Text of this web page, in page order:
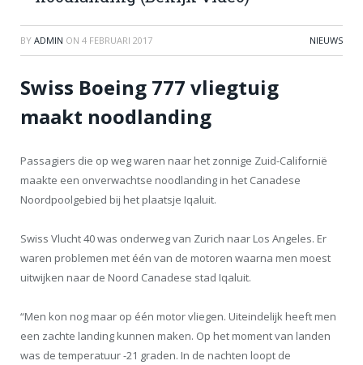
BY ADMIN ON 4 FEBRUARI 2017 NIEUWS
Swiss Boeing 777 vliegtuig
maakt noodlanding
Passagiers die op weg waren naar het zonnige Zuid-Californië
maakte een onverwachtse noodlanding in het Canadese
Noordpoolgebied bij het plaatsje Iqaluit.
Swiss Vlucht 40 was onderweg van Zurich naar Los Angeles. Er
waren problemen met één van de motoren waarna men moest
uitwijken naar de Noord Canadese stad Iqaluit.
“Men kon nog maar op één motor vliegen. Uiteindelijk heeft men
een zachte landing kunnen maken. Op het moment van landen
was de temperatuur -21 graden. In de nachten loopt de